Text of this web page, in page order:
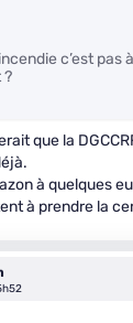
c’est pas
?
que la
à quelques
à prendre la